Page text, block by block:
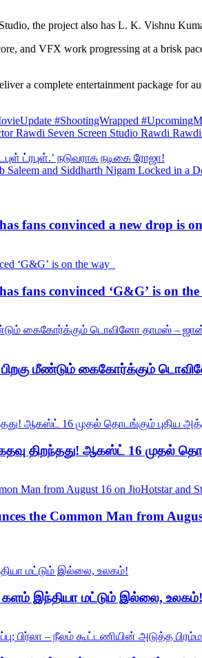
the project also has L. K. Vishnu
and VFX work progressing at a brisk
a complete entertainment package for
#ShootingWrapped
Rawdi Seven Screen Studio Rawdi
ட்ரபுள்.’ நடுவராக நடிகை ரோஜா!
and Siddharth Nigam Locked in a
fans convinced a new drop is
fans convinced ‘G&G’ is on
மீண்டும் கைகோர்க்கும்
திறந்தது! ஆகஸ்ட் 16 முதல்
the Common Man from
களம் இந்தியா மட்டும் இல்லை, உலகம்!